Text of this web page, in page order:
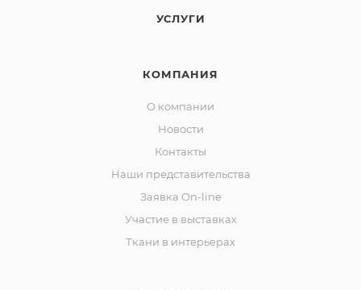
УСЛУГИ
КОМПАНИЯ
О компании
Новости
Контакты
Наши представительства
Заявка On-line
Участие в выставках
Ткани в интерьерах